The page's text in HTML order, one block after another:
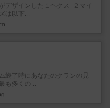
デザインした１ヘクス=２マイ
は以下...
終了時にあなたのクランの見
も多くの...